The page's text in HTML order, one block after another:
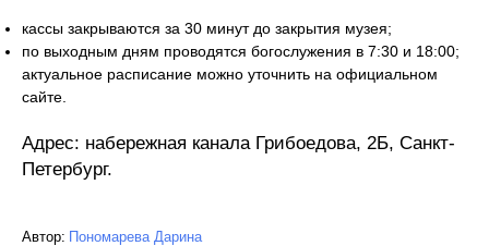
кассы закрываются за 30 минут до закрытия музея;
по выходным дням проводятся богослужения в 7:30 и 18:00;
актуальное расписание можно уточнить на официальном
сайте.
Адрес: набережная канала Грибоедова, 2Б, Санкт-
Петербург.
Автор: Пономарева Дарина